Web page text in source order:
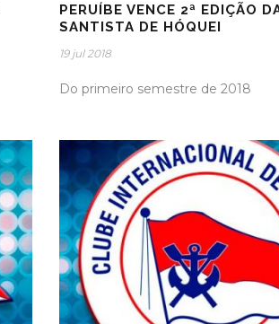
PERUÍBE VENCE 2ª EDIÇÃO
SANTISTA DE HÓQUEI
19 jul 2018
Do primeiro semestre de 2018